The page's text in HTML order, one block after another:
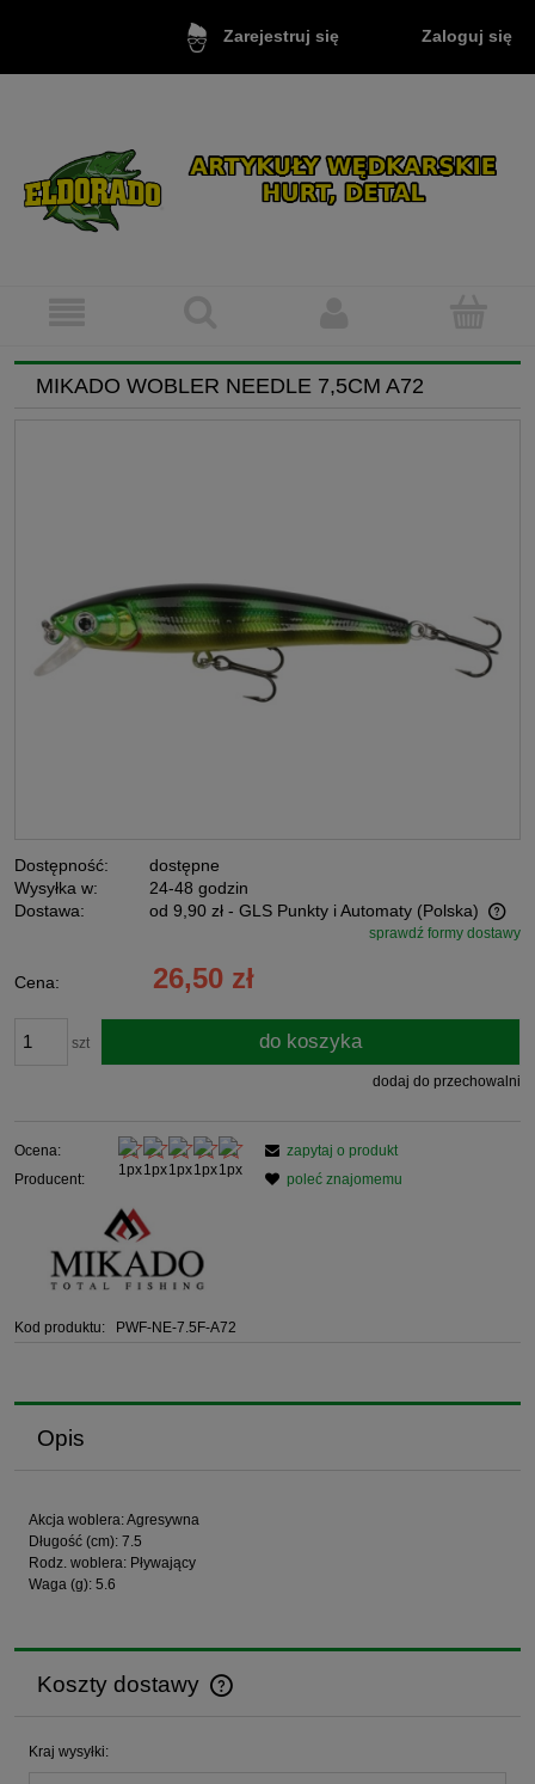
Zarejestruj się Zaloguj się
MIKADO WOBLER NEEDLE 7,5CM A72
Dostępność:
dostępne
Wysyłka w:
24-48 godzin
Dostawa:
od 9,90 zł - GLS Punkty i Automaty (Polska)
Cena nie zawiera ewentualnych kosztów płatnościsprawdź formy dostawy
Cena: 26,50 zł
szt do koszyka
dodaj do przechowalni
Ocena:
Producent:
Kod produktu: PWF-NE-7.5F-A72
zapytaj o produkt
poleć znajomemu
Opis
Akcja woblera: Agresywna
Długość (cm): 7.5
Rodz. woblera: Pływający
Waga (g): 5.6
Koszty dostawy
Cena nie zawiera ewentualnych kosztów płatności
Kraj wysyłki: